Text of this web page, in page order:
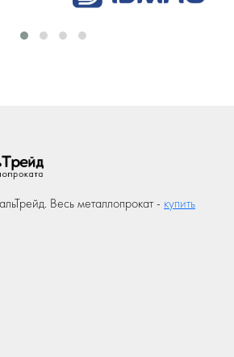
Весь металлопрокат - купить